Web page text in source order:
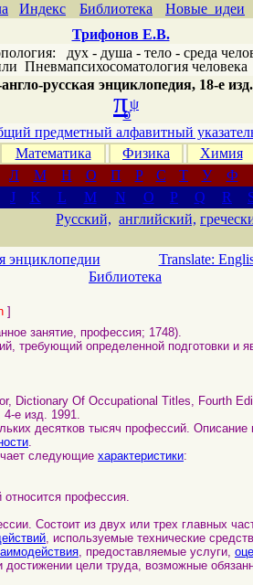
Индекс Библиотека Новые идеи
Трифонов Е.В.
дух - душа - тело - среда
Пневмапсихосоматология человека
русская энциклопедия, 18-е
πψ
σ
предметный алфавитный
Математика Физика Химия
Л М Н О П Р С Т У Ф
J K L M N O P Q R
Русский, английский,
энциклопедии Translate:
Библиотека
]
занятие, профессия; 1748).
требующий определенной подготовки и
Dictionary Of Occupational Titles, Fourth
е изд. 1991.
десятков тысяч профессий. Описание
.
следующие характеристики:
относится профессия.
Состоит из двух или трех главных
, используемые технические
, предоставляемые услуги,
цели труда, возможные